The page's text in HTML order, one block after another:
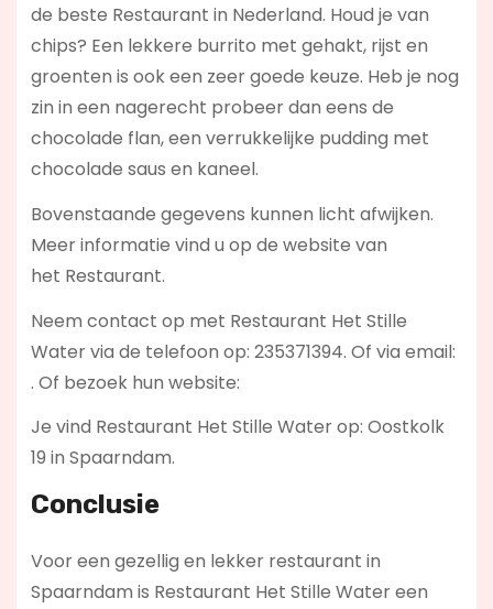
de beste Restaurant in Nederland. Houd je van
chips? Een lekkere burrito met gehakt, rijst en
groenten is ook een zeer goede keuze. Heb je nog
zin in een nagerecht probeer dan eens de
chocolade flan, een verrukkelijke pudding met
chocolade saus en kaneel.
Bovenstaande gegevens kunnen licht afwijken.
Meer informatie vind u op de website van
het Restaurant.
Neem contact op met Restaurant Het Stille
Water via de telefoon op: 235371394. Of via email:
. Of bezoek hun website:
Je vind Restaurant Het Stille Water op: Oostkolk
19 in Spaarndam.
Conclusie
Voor een gezellig en lekker restaurant in
Spaarndam is Restaurant Het Stille Water een